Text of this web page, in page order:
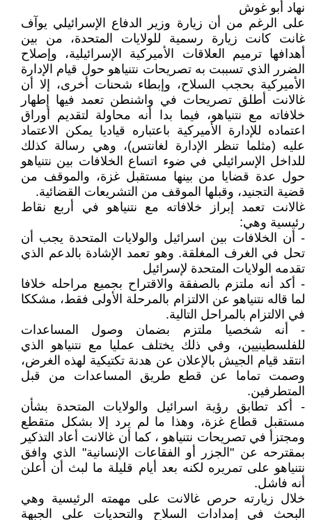
نهاد أبو غوش
على الرغم من أن زيارة وزير الدفاع الإسرائيلي يوآف
غانت كانت زيارة رسمية للولايات المتحدة، من بين
أهدافها ترميم العلاقات الأميركية الإسرائيلية، وإصلاح
الضرر الذي تسببت به تصريحات نتنياهو حول قيام الإدارة
الأميركية بحجب السلاح، وإبطاء شحنات أخرى، إلا أن
غالانت أطلق تصريحات في واشنطن تعمد فيها إطهار
خلافاته مع نتنياهو، فيما بدا أنه محاولة لتقديم أوراق
اعتماده للإدارة الأميركية باعتباره قياديا يمكن الاعتماد
عليه (مثلما تنظر الإدارة لغانتس)، وهي رسالة كذلك
للداخل الإسرائيلي في ضوء اتساع الخلافات بين نتنياهو
حول عدة قضايا من بينها مستقبل غزة، والموقف من
قضية التجنيد، وقبلها الموقف من التشريعات القضائية.
غالانت تعمد إبراز خلافاته مع نتنياهو في أربع نقاط
رئيسية وهي:
- أن الخلافات بين اسرائيل والولايات المتحدة يجب أن
تحل في الغرف المغلقة. وهو تعمد الإشادة بالدعم الذي
تقدمه الولايات المتحدة لإسرائيل
- أكد أنه ملتزم بالصفقة والاقتراح بجميع مراحله خلافا
لما قاله نتنياهو عن الالتزام بالمرحلة الأولى فقط، مشككا
في الالتزام بالمراحل التالية.
- أنه شخصيا ملتزم بضمان وصول المساعدات
للفلسطينيين، وفي ذلك يختلف عمليا مع نتنياهو الذي
انتقد قيام الجيش بالإعلان عن هدنة تكتيكية لهذه الغرض،
وصمت تماما عن قطع طريق المساعدات من قبل
المتطرفين.
- أكد تطابق رؤية اسرائيل والولايات المتحدة بشأن
مستقبل قطاع غزة، وهذا ما لم يرد إلا بشكل متقطع
ومجتزأ في تصريحات نتنياهو ، كما أن غالانت أعاد التذكير
بمقترحه عن "الجزر أو الفقاعات الإنسانية" الذي وافق
نتنياهو على تمريره لكنه بعد أيام قليلة ما لبث أن أعلن
أنه فاشل.
خلال زيارته حرص غالانت على مهمته الرئيسية وهي
البحث في إمدادات السلاح والتحديات على الجبهة